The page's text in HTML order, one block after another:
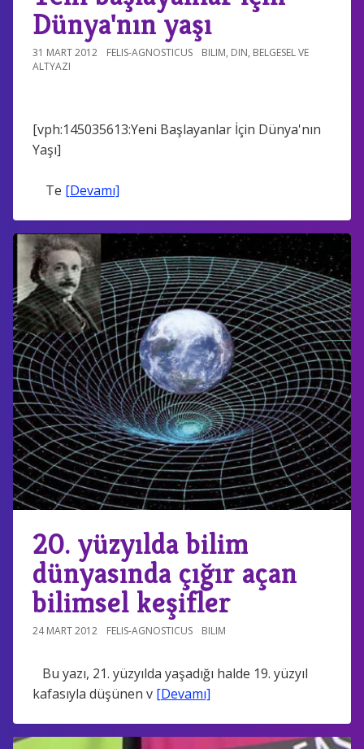
Dünya'nın yaşı
31 MART 2012 FELIS-AGNOSTICUS BILIM, DIN, BELGESEL VE
ALTYAZI
[vph:145035613:Yeni Başlayanlar İçin Dünya'nın
Yaşı]
Te [Devamı]
20. yüzyılda bilim
dünyasında çığır açan
bilimsel keşifler
24 MART 2012 FELIS-AGNOSTICUS BILIM
Bu yazı, 21. yüzyılda yaşadığı halde 19. yüzyıl
kafasıyla düşünen v [Devamı]